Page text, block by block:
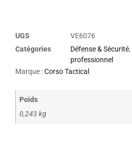
UGS
VE6076
Catégories
Défense & Sécurité,
professionnel
Marque :Corso Tactical
Poids
0,243 kg